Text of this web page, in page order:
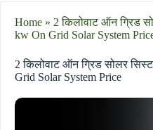
Home » 2 किलोवाट ऑन ग्रिड
kw On Grid Solar System
2 किलोवाट ऑन ग्रिड सोलर
Grid Solar System Price